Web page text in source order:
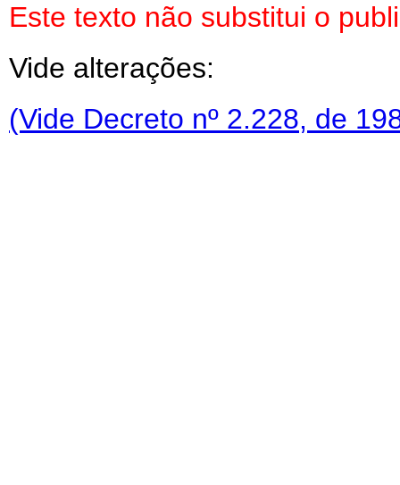
Este texto não substitui o
Vide alterações:
(Vide Decreto nº 2.228, de